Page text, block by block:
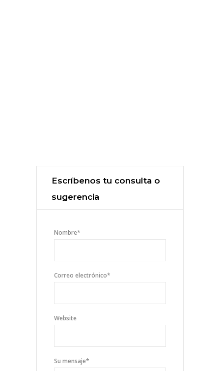
Escríbenos tu consulta o
sugerencia
Nombre*
Correo electrónico*
Website
Su mensaje*